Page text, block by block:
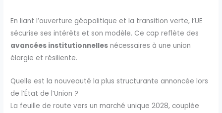
En liant l’ouverture géopolitique et la transition verte, l’UE
sécurise ses intérêts et son modèle. Ce cap reflète des
avancées institutionnelles nécessaires à une union
élargie et résiliente.
Quelle est la nouveauté la plus structurante annoncée lors
de l’État de l’Union ?
La feuille de route vers un marché unique 2028, couplée